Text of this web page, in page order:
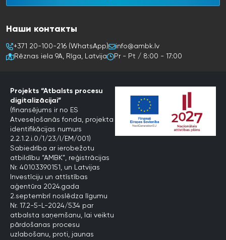
Наши контакты
+371 20-100-216 (WhatsApp)
info@ambk.lv
Rēznas iela 9A, Rīga, Latvija
Pr - Pt / 8:00 - 17:00
Projekts “Atbalsts procesu
digitalizācijai”
(finansējums ir no ES
Atveseļošanās fonda, projekta
identifikācijas numurs
2.2.1.2.i.0/1/23/I/EM/001)
Sabiedrība ar ierobežotu
atbildību “AMBK”, reģistrācijas
Nr. 40103390151, un Latvijas
Investīciju un attīstības
aģentūra 2024.gada
2.septembrī noslēdza līgumu
Nr. 17.2-5-L-2024/534 par
atbalsta saņemšanu, lai veiktu
pārdošanas procesu
uzlabošanu, proti, jaunas